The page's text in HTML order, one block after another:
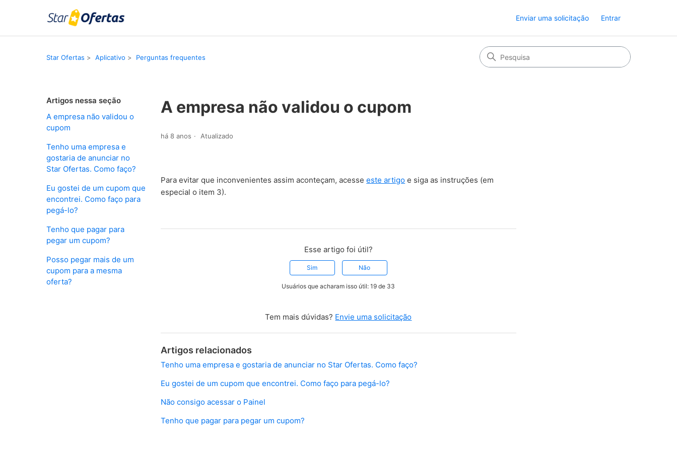
Enviar uma solicitação Entrar
Star Ofertas Aplicativo Perguntas frequentes
Artigos nessa seção
A empresa não validou o
cupom
Tenho uma empresa e
gostaria de anunciar no
Star Ofertas. Como faço?
Eu gostei de um cupom que
encontrei. Como faço para
pegá-lo?
Tenho que pagar para
pegar um cupom?
Posso pegar mais de um
cupom para a mesma
oferta?
A empresa não validou o cupom
há 8 anos Atualizado
Para evitar que inconvenientes assim aconteçam, acesseeste artigo e siga as instruções (em
especial o item 3).
Esse artigo foi útil?
Sim Não
Usuários que acharam isso útil: 19 de 33
Tem mais dúvidas? Envie uma solicitação
Artigos relacionados
Tenho uma empresa e gostaria de anunciar no Star Ofertas. Como faço?
Eu gostei de um cupom que encontrei. Como faço para pegá-lo?
Não consigo acessar o Painel
Tenho que pagar para pegar um cupom?